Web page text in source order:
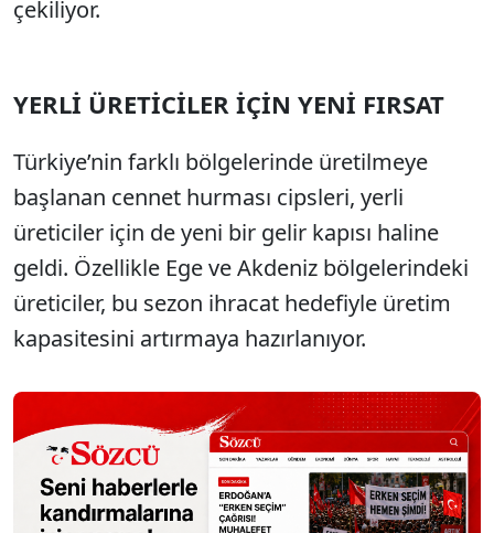
çekiliyor.
YERLİ ÜRETİCİLER İÇİN YENİ FIRSAT
Türkiye’nin farklı bölgelerinde üretilmeye
başlanan cennet hurması cipsleri, yerli
üreticiler için de yeni bir gelir kapısı haline
geldi. Özellikle Ege ve Akdeniz bölgelerindeki
üreticiler, bu sezon ihracat hedefiyle üretim
kapasitesini artırmaya hazırlanıyor.